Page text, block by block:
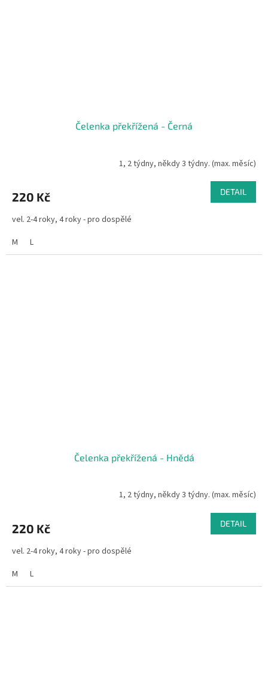
Čelenka překřížená - Černá
1, 2 týdny, někdy 3 týdny. (max. měsíc)
220 Kč DETAIL
vel. 2-4 roky, 4 roky - pro dospělé
M
L
Čelenka překřížená - Hnědá
1, 2 týdny, někdy 3 týdny. (max. měsíc)
220 Kč DETAIL
vel. 2-4 roky, 4 roky - pro dospělé
M
L